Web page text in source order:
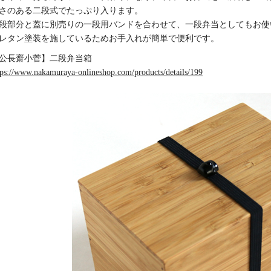
のある二段式でたっぷり入ります。
部分と蓋に別売りの一段用バンドを合わせて、一段弁当としてもお
タン塗装を施しているためお手入れが簡単で便利です。
公長齋小菅】二段弁当箱
www.nakamuraya-onlineshop.com/products/details/199